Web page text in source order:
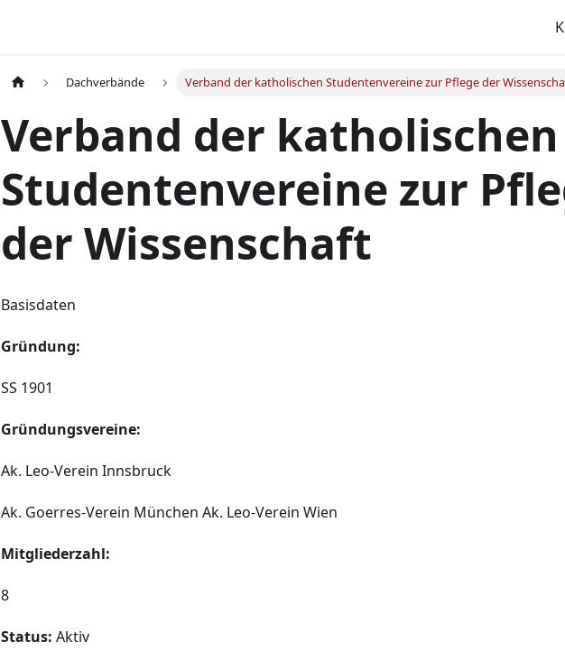
Dachverbände Verband der katholischen Studentenvereine zur Pflege der
Verband der katholischen
Studentenvereine zur
der Wissenschaft
Basisdaten
Gründung:
SS 1901
Gründungsvereine:
Ak. Leo-Verein Innsbruck
Ak. Goerres-Verein München Ak. Leo-Verein Wien
Mitgliederzahl:
8
Status: Aktiv